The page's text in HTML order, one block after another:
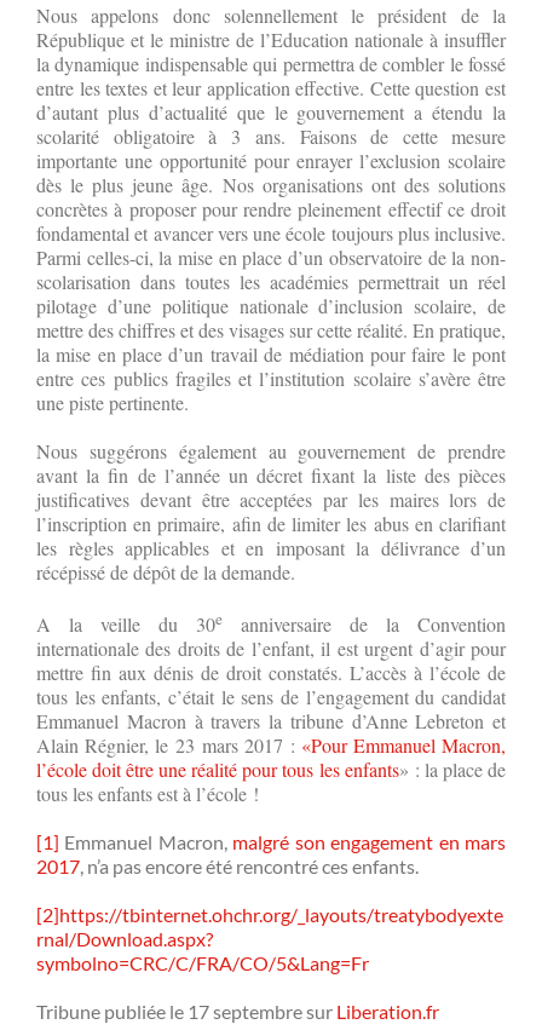
Nous appelons donc solennellement le président de la
République et le ministre de l’Education nationale à insuffler
la dynamique indispensable qui permettra de combler le fossé
entre les textes et leur application effective. Cette question est
d’autant plus d’actualité que le gouvernement a étendu la
scolarité obligatoire à 3 ans. Faisons de cette mesure
importante une opportunité pour enrayer l’exclusion scolaire
dès le plus jeune âge. Nos organisations ont des solutions
concrètes à proposer pour rendre pleinement effectif ce droit
fondamental et avancer vers une école toujours plus inclusive.
Parmi celles-ci, la mise en place d’un observatoire de la non-
scolarisation dans toutes les académies permettrait un réel
pilotage d’une politique nationale d’inclusion scolaire, de
mettre des chiffres et des visages sur cette réalité. En pratique,
la mise en place d’un travail de médiation pour faire le pont
entre ces publics fragiles et l’institution scolaire s’avère être
une piste pertinente.
Nous suggérons également au gouvernement de prendre
avant la fin de l’année un décret fixant la liste des pièces
justificatives devant être acceptées par les maires lors de
l’inscription en primaire, afin de limiter les abus en clarifiant
les règles applicables et en imposant la délivrance d’un
récépissé de dépôt de la demande.
A la veille du 30eanniversaire de la Convention
internationale des droits de l’enfant, il est urgent d’agir pour
mettre fin aux dénis de droit constatés. L’accès à l’école de
tous les enfants, c’était le sens de l’engagement du candidat
Emmanuel Macron à travers la tribune d’Anne Lebreton et
Alain Régnier, le 23 mars 2017 : «Pour Emmanuel Macron,
l’école doit être une réalité pour tous les enfants» : la place de
tous les enfants est à l’école !
[1] Emmanuel Macron,malgré son engagement en mars
2017, n’a pas encore été rencontré ces enfants.
[2]https://tbinternet.ohchr.org/_layouts/treatybodyexte
rnal/Download.aspx?
symbolno=CRC/C/FRA/CO/5&Lang=Fr
Tribune publiée le 17 septembre sur Liberation.fr